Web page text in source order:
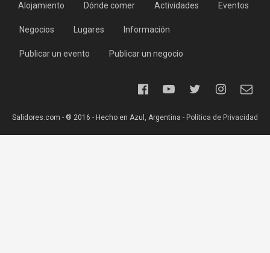
Alojamiento Dónde comer Actividades Eventos
Negocios Lugares Información
Publicar un evento Publicar un negocio
Salidores.com - ® 2016 - Hecho en Azul, Argentina - Política de Privacidad